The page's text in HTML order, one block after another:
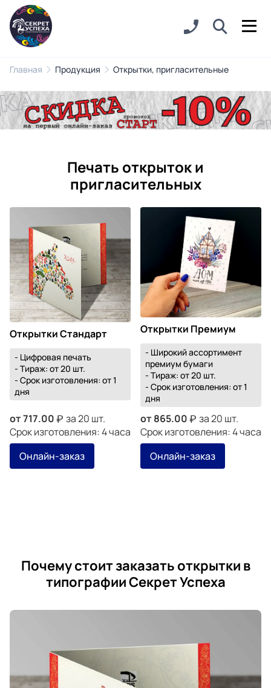
Главная Продукция Открытки, пригласительные
Печать открыток и
пригласительных
Открытки Стандарт
- Цифровая печать
- Тираж: от 20 шт.
- Срок изготовления: от 1
дня
от717.00
за 20 шт.
Срок изготовления: 4 часа
Онлайн-заказ
Открытки Премиум
- Широкий ассортимент
премиум бумаги
- Тираж: от 20 шт.
- Срок изготовления: от 1
дня
от 865.00
за 20 шт.
Срок изготовления: 4 часа
Онлайн-заказ
Почему стоит заказать открытки в
типографии Секрет Успеха